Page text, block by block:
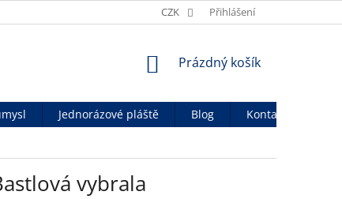
OCHRANA OSOB. ÚDAJŮ
CZK Přihlášení
NÁKUPNÍ
Prázdný košík
Jednorázové pláště Blog
Kontakty
vybrala